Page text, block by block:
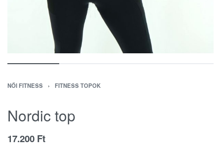
NŐI FITNESS › FITNESS TOPOK
Nordic top
17.200 Ft